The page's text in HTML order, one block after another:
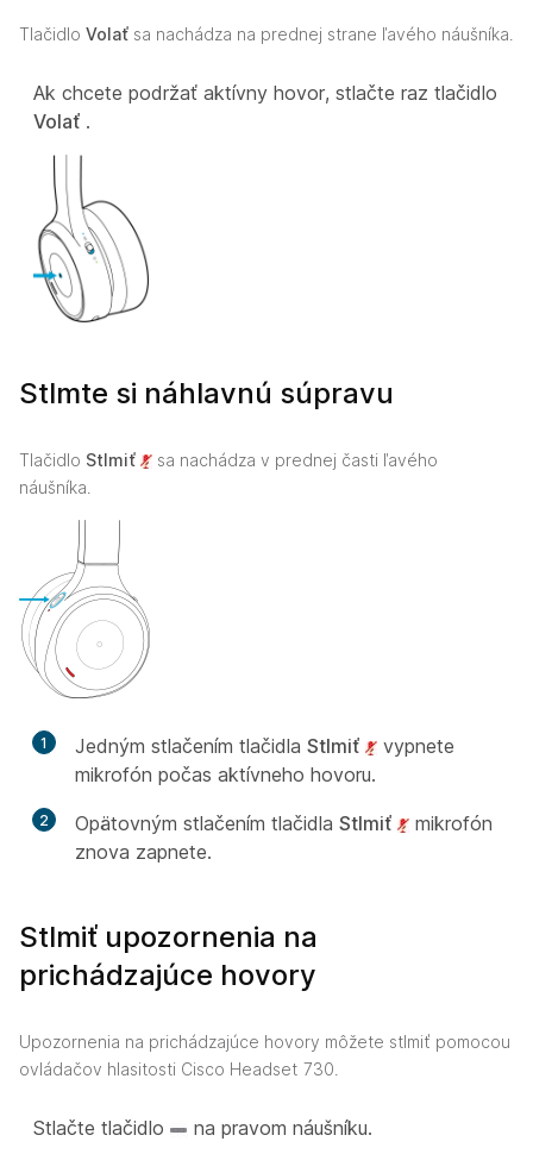
Tlačidlo Volať sa nachádza na prednej strane ľavého náušníka.
Ak chcete podržať aktívny hovor, stlačte raz tlačidlo
Volať .
Stlmte si náhlavnú súpravu
Tlačidlo Stlmiť
sa nachádza v prednej časti ľavého
náušníka.
1 Jedným stlačením tlačidla Stlmiť
vypnete
mikrofón počas aktívneho hovoru.
2 Opätovným stlačením tlačidla Stlmiť
mikrofón
znova zapnete.
Stlmiť upozornenia na
prichádzajúce hovory
Upozornenia na prichádzajúce hovory môžete stlmiť pomocou
ovládačov hlasitosti Cisco Headset 730.
Stlačte tlačidlo na pravom náušníku.